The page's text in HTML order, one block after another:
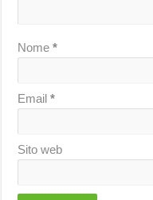
Nome*
Email*
Sito web